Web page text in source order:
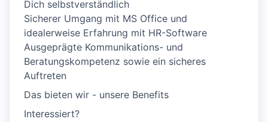
Dich selbstverständlich
Sicherer Umgang mit MS Office und
idealerweise Erfahrung mit HR-Software
Ausgeprägte Kommunikations- und
Beratungskompetenz sowie ein sicheres
Auftreten
Das bieten wir - unsere Benefits
Interessiert?